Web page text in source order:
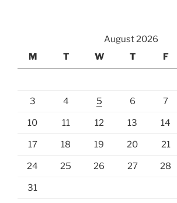
August 2026
M
T W T F
3 4 5 6 7
10 11 12 13 14
17 18 19 20 21
24 25 26 27 28
31